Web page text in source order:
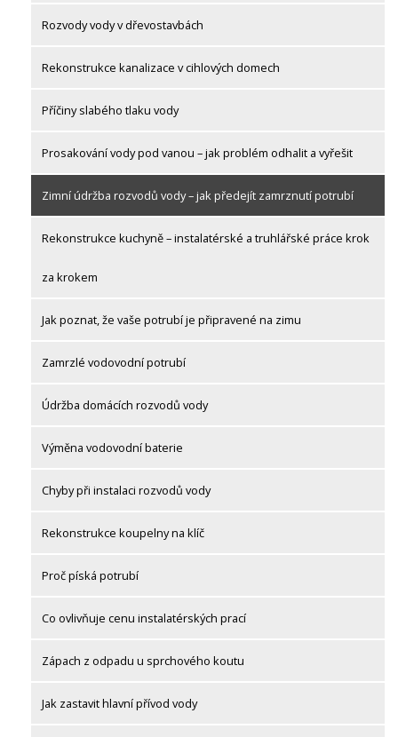
Rozvody vody v dřevostavbách
Rekonstrukce kanalizace v cihlových domech
Příčiny slabého tlaku vody
Prosakování vody pod vanou – jak problém odhalit a vyřešit
Zimní údržba rozvodů vody – jak předejít zamrznutí potrubí
Rekonstrukce kuchyně – instalatérské a truhlářské práce krok
za krokem
Jak poznat, že vaše potrubí je připravené na zimu
Zamrzlé vodovodní potrubí
Údržba domácích rozvodů vody
Výměna vodovodní baterie
Chyby při instalaci rozvodů vody
Rekonstrukce koupelny na klíč
Proč píská potrubí
Co ovlivňuje cenu instalatérských prací
Zápach z odpadu u sprchového koutu
Jak zastavit hlavní přívod vody